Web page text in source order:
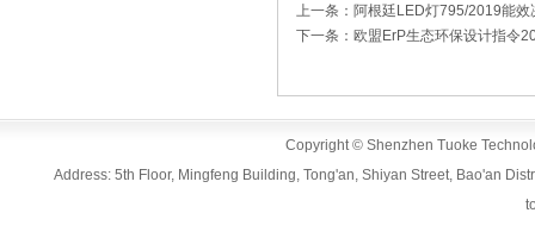
上一条：阿根廷LED灯795/2019能
下一条：欧盟ErP生态环保设计指令
Copyright © Shenzhen Tuoke
Address: 5th Floor, Mingfeng Building, Tong'an, Shiyan Street, Bao'an